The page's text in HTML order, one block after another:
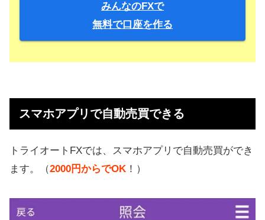
みんなのFXで
無料で口座を作る
スマホアプリで自動売買できる
トライオートFXでは、スマホアプリで自動売買ができ
ます。（2000円からでOK ！）